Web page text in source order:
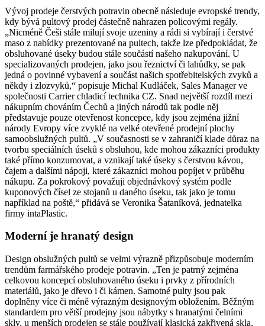
Vývoj prodeje čerstvých potravin obecně následuje evropské trendy,
kdy bývá pultový prodej částečně nahrazen policovými regály.
„Nicméně Češi stále milují svoje uzeniny a rádi si vybírají i čerstvé
maso z nabídky prezentované na pultech, takže lze předpokládat, že
obsluhované úseky budou stále součástí našeho nakupování. U
specializovaných prodejen, jako jsou řeznictví či lahůdky, se pak
jedná o povinné vybavení a součást našich spotřebitelských zvyků a
někdy i zlozvyků,“ popisuje Michal Kudláček, Sales Manager ve
společnosti Carrier chladicí technika CZ. Snad největší rozdíl mezi
nákupním chováním Čechů a jiných národů tak podle něj
představuje pouze otevřenost koncepce, kdy jsou zejména jižní
národy Evropy více zvyklé na velké otevřené prodejní plochy
samoobslužných pultů. „V současnosti se v zahraničí klade důraz na
tvorbu speciálních úseků s obsluhou, kde mohou zákazníci produkty
také přímo konzumovat, a vznikají také úseky s čerstvou kávou,
čajem a dalšími nápoji, které zákazníci mohou popíjet v průběhu
nákupu. Za pokrokový považuji objednávkový systém podle
kuponových čísel ze stojanů u daného úseku, tak jako je tomu
například na poště,“ přidává se Veronika Šataníková, jednatelka
firmy intaPlastic.
Moderní je hranatý design
Design obslužných pultů se velmi výrazně přizpůsobuje moderním
trendům farmářského prodeje potravin. „Ten je patrný zejména
celkovou koncepcí obsluhovaného úseku i prvky z přírodních
materiálů, jako je dřevo i či kámen. Samotné pulty jsou pak
doplněny více či méně výrazným designovým obložením. Běžným
standardem pro větší prodejny jsou nábytky s hranatými čelními
skly, u menších prodejen se stále používají klasická zakřivená skla,